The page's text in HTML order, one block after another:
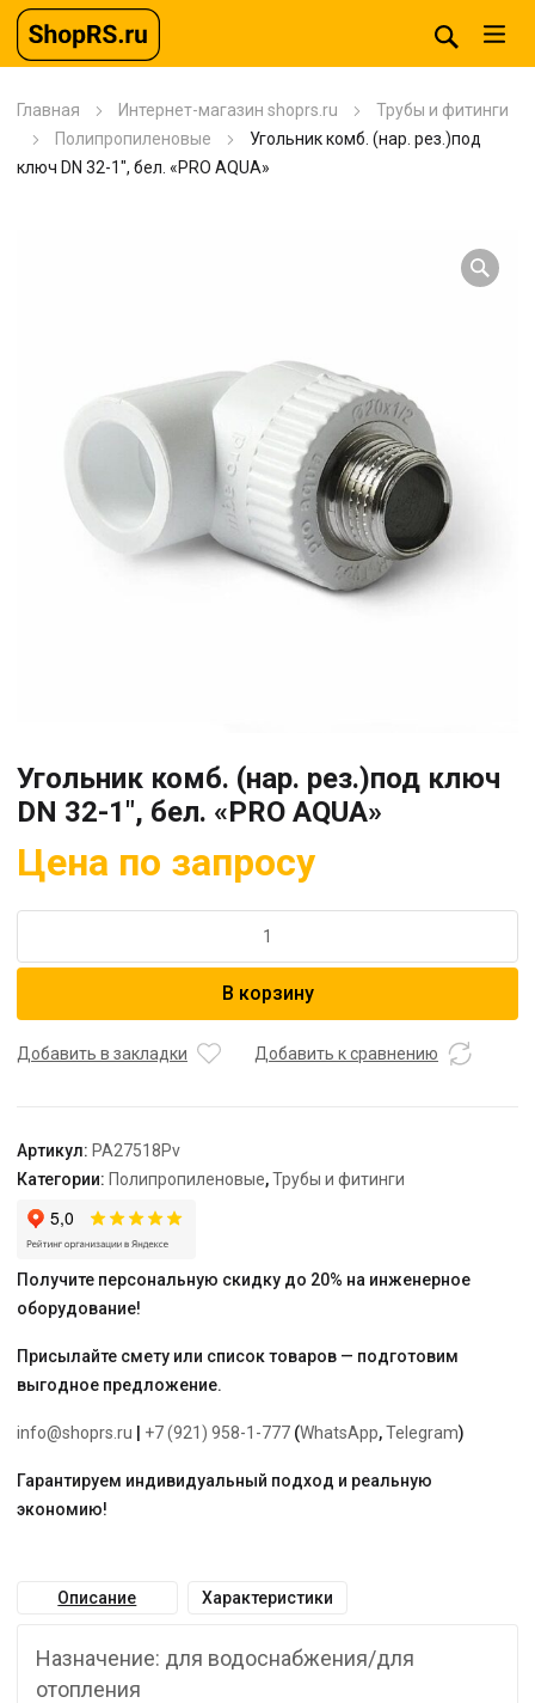
Главная Интернет-магазин shoprs.ru
Трубы и фитинги
Полипропиленовые
Угольник комб. (нар. рез.)под
ключ DN 32-1″, бел. «PRO AQUA»
Угольник комб. (нар. рез.)под ключ
DN 32-1″, бел. «PRO AQUA»
Цена по запросу
Угольник
рез.)под
1",
бел.
"PRO
AQUA"
В корзину
Добавить в закладки Добавить к сравнению
Артикул: PA27518Pv
Категории: Полипропиленовые,Трубы и фитинги
Получите персональную скидку до 20% на инженерное
оборудование!
Присылайте смету или список товаров — подготовим
выгодное предложение.
info@shoprs.ru +7 (921) 958-1-777 (WhatsApp,Telegram)
Гарантируем индивидуальный подход и реальную
экономию!
Описание Характеристики
Назначение: для водоснабжения/для
отопления